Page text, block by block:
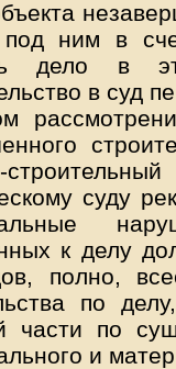
под ним в
дело в
в суд
суду
к делу
полно,
по
части по
и